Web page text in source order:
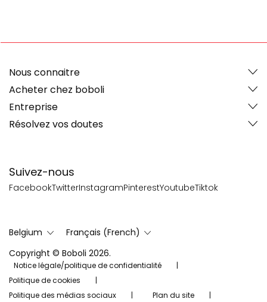
Suivez-nous
FacebookTwitterInstagramPinterestYoutubeTiktok
Nous connaitre
Acheter chez boboli
Entreprise
Résolvez vos doutes
Belgium
Français (French)
Copyright © Boboli 2026.
Notice légale/politique de confidentialité
Politique de cookies
Politique des médias sociaux
Plan du site